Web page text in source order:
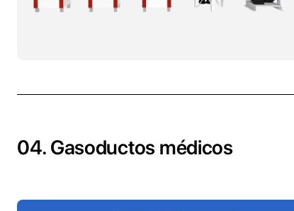
04. Gasoductos médicos